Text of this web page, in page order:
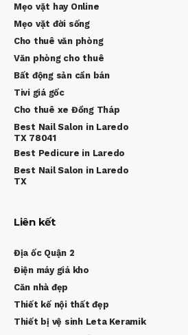
Mẹo vặt hay Online
Mẹo vặt đời sống
Cho thuê văn phòng
Văn phòng cho thuê
Bất động sản cần bán
Tivi giá gốc
Cho thuê xe Đồng Tháp
Best Nail Salon in Laredo
TX 78041
Best Pedicure in Laredo
Best Nail Salon in Laredo
TX
Liên kết
Địa ốc Quận 2
Điện máy giá kho
Căn nhà đẹp
Thiết kế nội thất đẹp
Thiết bị vệ sinh Leta Keramik